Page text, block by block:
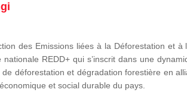
des Emissions liées à la Déforestation et
REDD+ qui s’inscrit dans une
déforestation et dégradation forestière en
et social durable du pays.